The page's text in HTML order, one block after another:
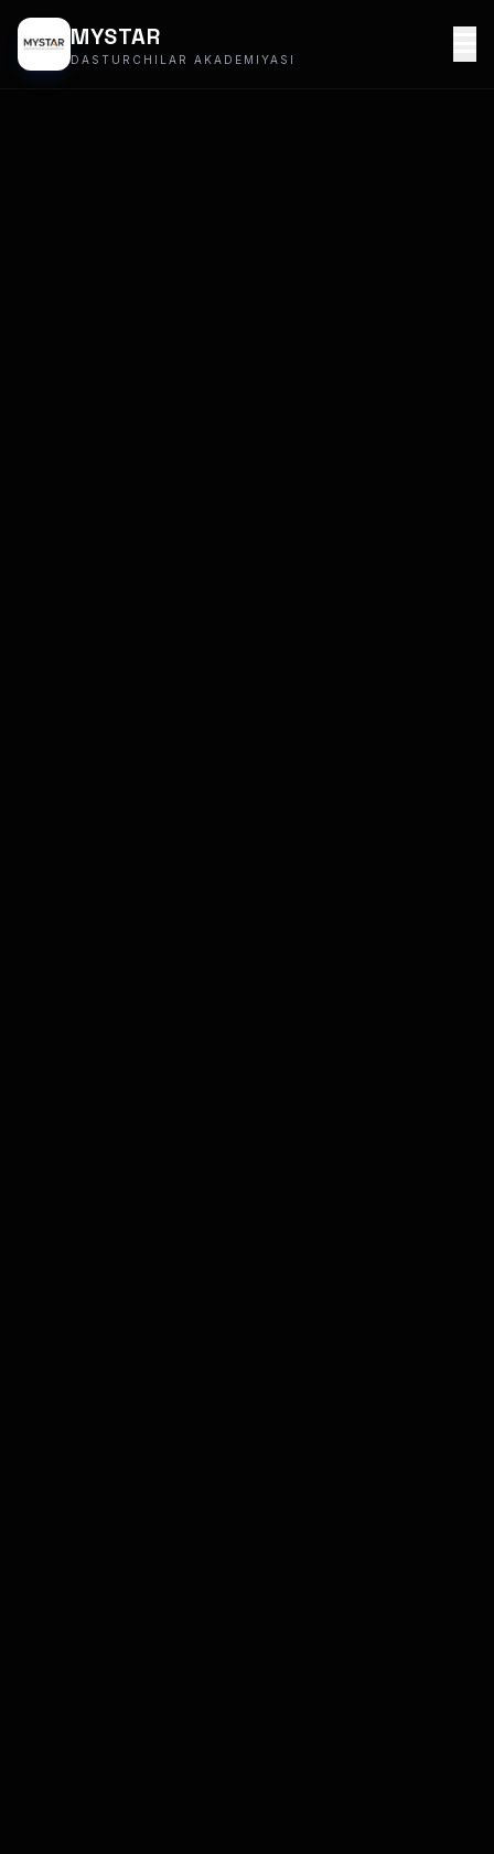
MYSTAR
DASTURCHILAR AKADEMIYASI